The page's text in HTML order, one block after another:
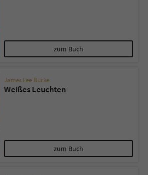
zum Buch
James Lee Burke
Weißes Leuchten
zum Buch